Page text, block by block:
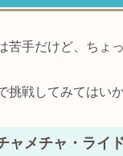
苦手だけど、ちょ
挑戦してみてはい
ャメチャ・ライ